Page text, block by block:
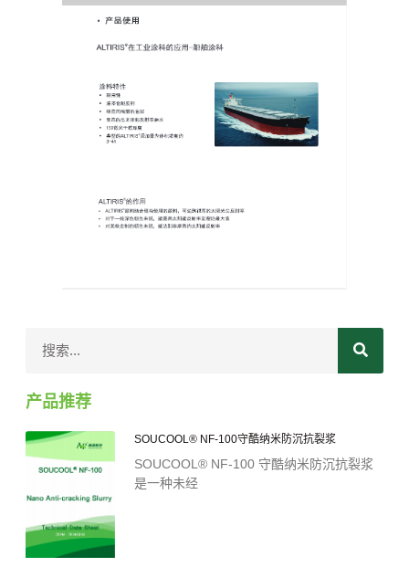
产品推荐
SOUCOOL® NF-100守酷纳米防沉抗裂浆
SOUCOOL® NF-100 守酷纳米防沉抗裂浆
是一种未经